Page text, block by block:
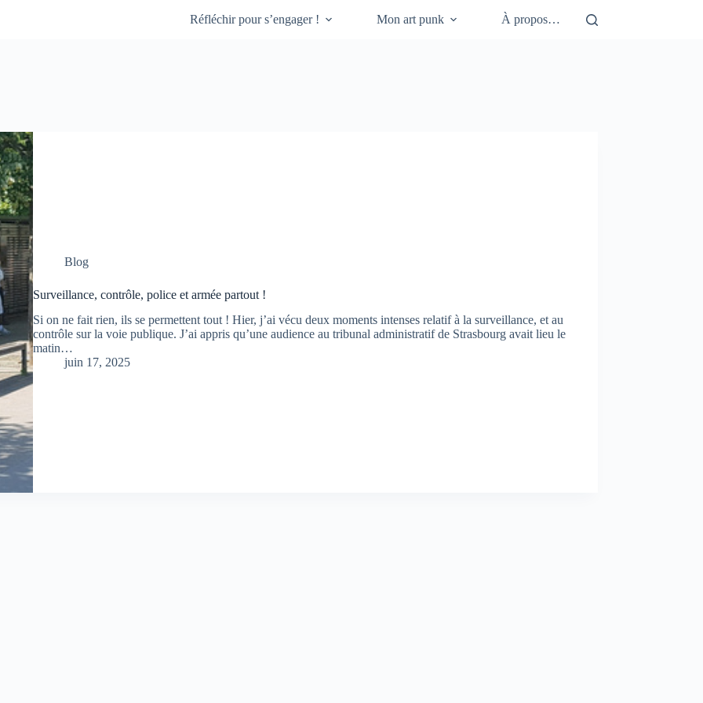
Réfléchir pour s’engager ! Mon art punk À propos…
Blog
Surveillance, contrôle, police et armée partout !
Si on ne fait rien, ils se permettent tout ! Hier, j’ai vécu deux moments intenses relatif à la surveillance, et au
contrôle sur la voie publique. J’ai appris qu’une audience au tribunal administratif de Strasbourg avait lieu le
matin…
juin 17, 2025